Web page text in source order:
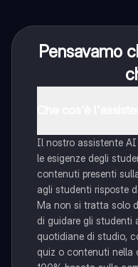
Pensavamo
Il nostro assistente
le esigenze degli
contenuti presenti
agli studenti risposte
Ma non si tratta solo
di guidare gli studenti
quotidiane di studio,
quiz o contenuti nella